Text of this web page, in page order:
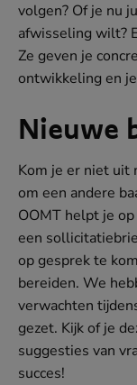
volgen? Of je nu
afwisseling wilt?
Ze geven je
ontwikkeling en
Nieuwe
Kom je er niet uit
om een andere
OOMT helpt je
een
op gesprek te
bereiden. We
verwachten
gezet. Kijk of je
suggesties van
succes!